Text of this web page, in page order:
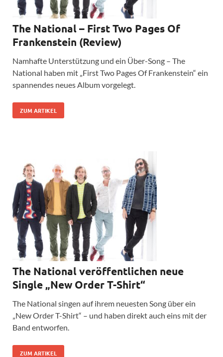
The National – First Two Pages Of
Frankenstein (Review)
Namhafte Unterstützung und ein Über-Song – The
National haben mit „First Two Pages Of Frankenstein“ ein
spannendes neues Album vorgelegt.
ZUM ARTIKEL
The National veröffentlichen neue
Single „New Order T-Shirt“
The National singen auf ihrem neuesten Song über ein
„New Order T-Shirt“ – und haben direkt auch eins mit der
Band entworfen.
ZUM ARTIKEL